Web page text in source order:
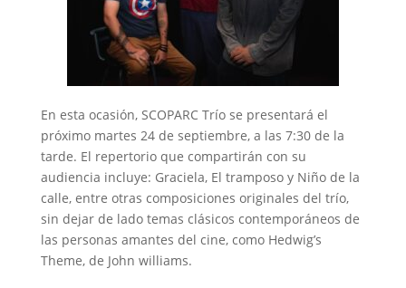
En esta ocasión, SCOPARC Trío se presentará el
próximo martes 24 de septiembre, a las 7:30 de la
tarde. El repertorio que compartirán con su
audiencia incluye: Graciela, El tramposo y Niño de la
calle, entre otras composiciones originales del trío,
sin dejar de lado temas clásicos contemporáneos de
las personas amantes del cine, como Hedwig’s
Theme, de John williams.